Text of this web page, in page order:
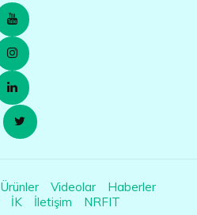
Ürünler Videolar
Haberler
İK İletişim NRFIT